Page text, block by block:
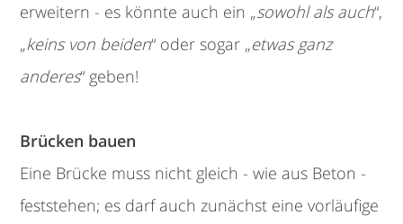
erweitern - es könnte auch ein „sowohl als auch“,
„keins von beiden“ oder sogar „etwas ganz
anderes“ geben!
Brücken bauen
Eine Brücke muss nicht gleich - wie aus Beton -
feststehen; es darf auch zunächst eine vorläufige